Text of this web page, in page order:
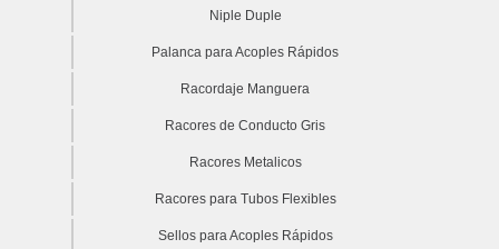
Niple Duple
Palanca para Acoples Rápidos
Racordaje Manguera
Racores de Conducto Gris
Racores Metalicos
Racores para Tubos Flexibles
Sellos para Acoples Rápidos